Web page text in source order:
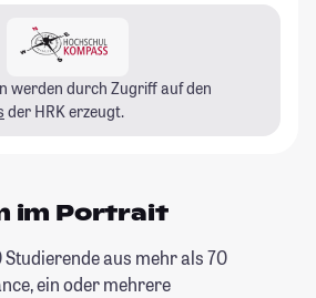
werden durch Zugriff auf den
der HRK erzeugt.
im Portrait
Studierende aus mehr als 70
ein oder mehrere